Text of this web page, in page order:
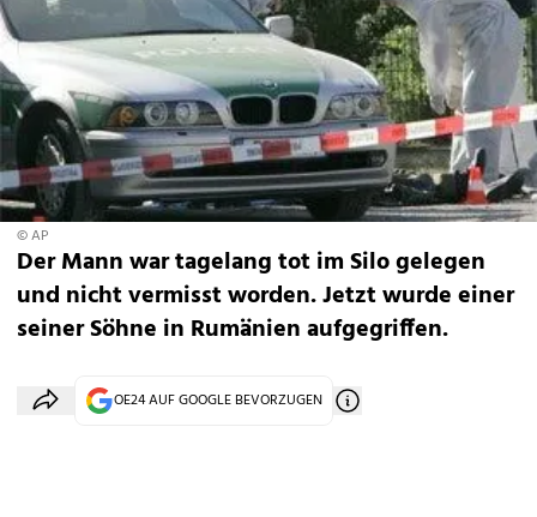
© AP
Der Mann war tagelang tot im Silo gelegen
und nicht vermisst worden. Jetzt wurde einer
seiner Söhne in Rumänien aufgegriffen.
OE24 AUF GOOGLE BEVORZUGEN